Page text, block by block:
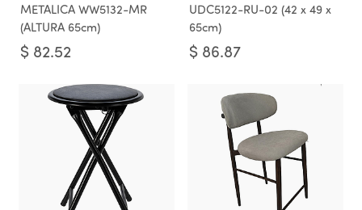
METALICA WW5132-MR
(ALTURA 65cm)
$ 82.52
UDC5122-RU-02 (42 x 49 x
65cm)
$ 86.87